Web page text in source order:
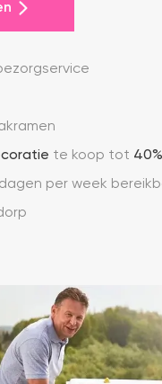
te koop tot
per week